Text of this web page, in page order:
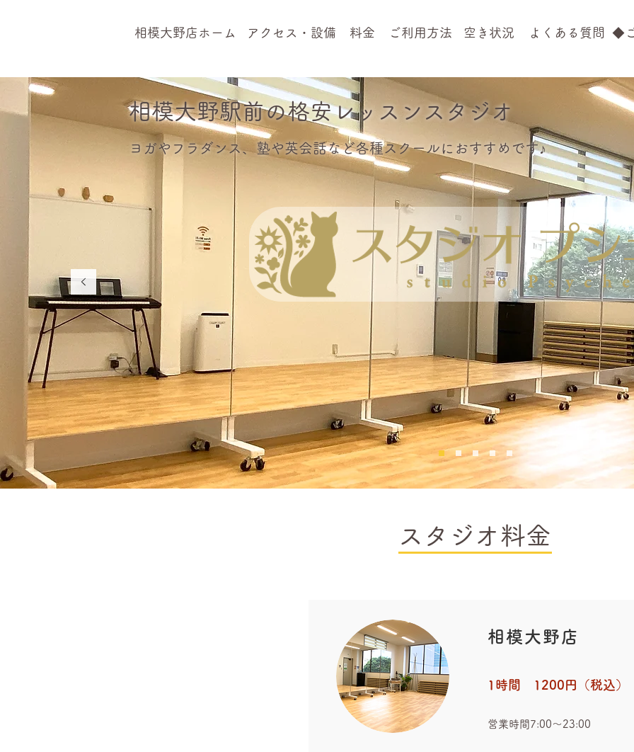
相模大野店ホーム アクセス・設備 料金 ご利用方法 空き状況 よくある質問 ◆
相模大野駅前の格安レッスンスタジオ
ヨガやフラダンス、塾や英会話など各種スクールにおすすめです♪
​スタジオ料金
相模大野店
1時間 1200円（税込）
​営業時間7:00〜23:00